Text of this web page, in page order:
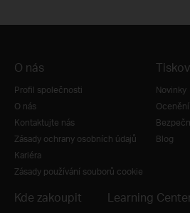
O nás
Profil společnosti
O nás
Kontaktujte nás
Zásady ochrany osobních údajů
Kariéra
Zásady používání souborů cookie
Novinky
Ocenění
Blog
Kde zakoupit Learning